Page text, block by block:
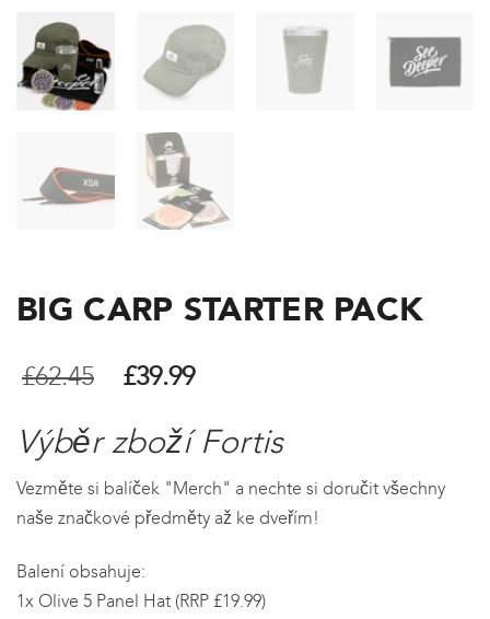
BIG CARP STARTER PACK
£62.45
Původní
byla:
£62.45.
£39.99
je:
£39.99.
Výběr zboží Fortis
Vezměte si balíček "Merch" a nechte si doručit všechny
naše značkové předměty až ke dveřím!
Balení obsahuje:
1x Olive 5 Panel Hat (RRP £19.99)